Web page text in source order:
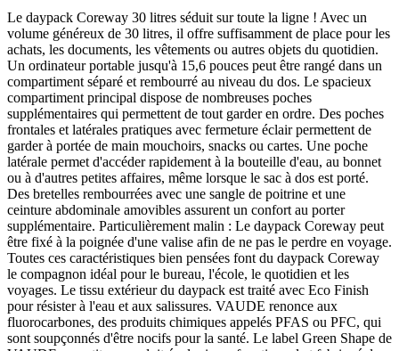
Le daypack Coreway 30 litres séduit sur toute la ligne ! Avec un
volume généreux de 30 litres, il offre suffisamment de place pour les
achats, les documents, les vêtements ou autres objets du quotidien.
Un ordinateur portable jusqu'à 15,6 pouces peut être rangé dans un
compartiment séparé et rembourré au niveau du dos. Le spacieux
compartiment principal dispose de nombreuses poches
supplémentaires qui permettent de tout garder en ordre. Des poches
frontales et latérales pratiques avec fermeture éclair permettent de
garder à portée de main mouchoirs, snacks ou cartes. Une poche
latérale permet d'accéder rapidement à la bouteille d'eau, au bonnet
ou à d'autres petites affaires, même lorsque le sac à dos est porté.
Des bretelles rembourrées avec une sangle de poitrine et une
ceinture abdominale amovibles assurent un confort au porter
supplémentaire. Particulièrement malin : Le daypack Coreway peut
être fixé à la poignée d'une valise afin de ne pas le perdre en voyage.
Toutes ces caractéristiques bien pensées font du daypack Coreway
le compagnon idéal pour le bureau, l'école, le quotidien et les
voyages. Le tissu extérieur du daypack est traité avec Eco Finish
pour résister à l'eau et aux salissures. VAUDE renonce aux
fluorocarbones, des produits chimiques appelés PFAS ou PFC, qui
sont soupçonnés d'être nocifs pour la santé. Le label Green Shape de